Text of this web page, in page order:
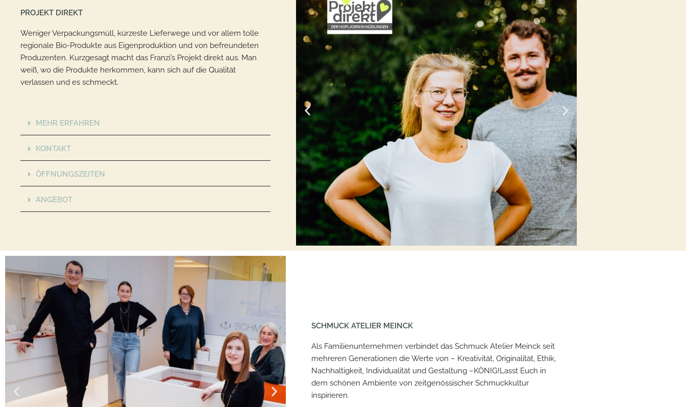
PROJEKT DIREKT
Weniger Verpackungsmüll, kürzeste Lieferwege und vor allem tolle
regionale Bio-Produkte aus Eigenproduktion und von befreundeten
Produzenten. Kurzgesagt macht das Franzi’s Projekt direktaus. Man
weiß, wo die Produkte herkommen, kann sich auf die Qualität
verlassen und es schmeckt.
MEHR ERFAHREN
KONTAKT
ÖFFNUNGSZEITEN
ANGEBOT
SCHMUCK ATELIER MEINCK
Als Familienunternehmen verbindet das Schmuck Atelier Meinck seit
mehreren Generationen die Werte von – Kreativität, Originalität, Ethik,
Nachhaltigkeit, Individualität und Gestaltung –KÖNIG!Lasst Euch in
dem schönen Ambiente von zeitgenössischer Schmuckkultur
inspirieren.